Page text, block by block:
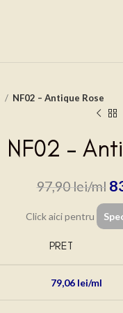
NF02 – Antique Rose
NF02 –
97,90lei
Click aici pentru
PRET
79,06 lei